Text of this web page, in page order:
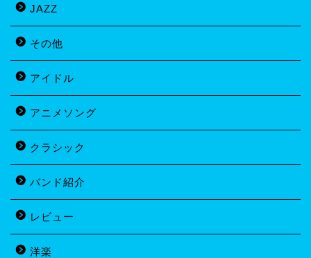
JAZZ
その他
アイドル
アニメソング
クラシック
バンド紹介
レビュー
洋楽